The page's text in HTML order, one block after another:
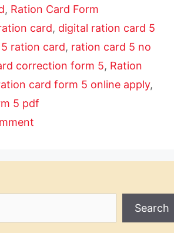
, Ration Card Form
card, digital ration card 5
ration card, ration card 5 no
correction form 5, Ration
card form 5 online apply,
5 pdf
Search